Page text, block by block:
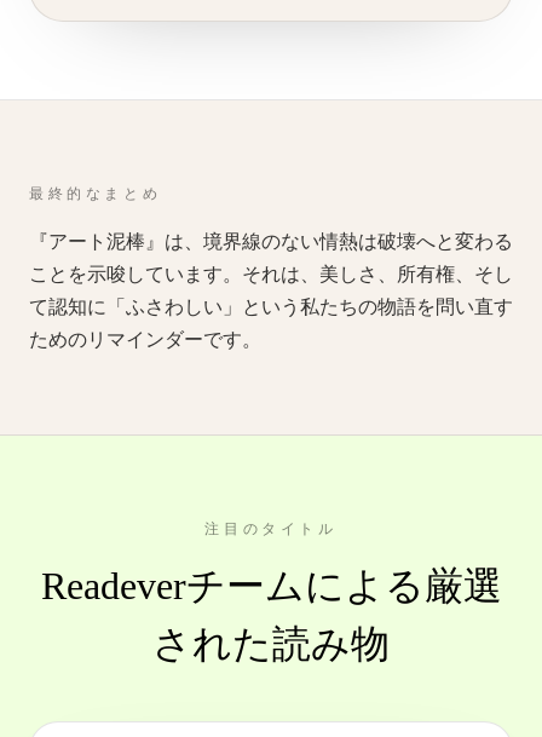
最終的なまとめ
『アート泥棒』は、境界線のない情熱は破壊へと変わる
ことを示唆しています。それは、美しさ、所有権、そし
て認知に「ふさわしい」という私たちの物語を問い直す
ためのリマインダーです。
注目のタイトル
Readeverチームによる厳選
された読み物